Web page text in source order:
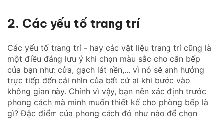
2. Các yếu tố trang trí
Các yếu tố trang trí - hay các vật liệu trang trí cũng là
một điều đáng lưu ý khi chọn màu sắc cho căn bếp
của bạn như: cửa, gạch lát nền,... vì nó sẽ ảnh hưởng
trực tiếp đến cái nhìn của bất cứ ai khi bước vào
không gian này. Chính vì vậy, bạn nên xác định trước
phong cách mà mình muốn thiết kế cho phòng bếp là
gì? Đặc điểm của phong cách đó như nào để chọn